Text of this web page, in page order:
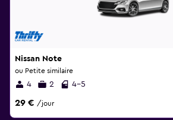
Nissan Note
ou Petite similaire
4 2 4-5
29 € /jour